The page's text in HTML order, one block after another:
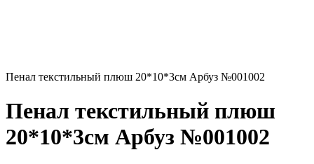
Пенал текстильный плюш 20*10*3см Арбуз №001002
Пенал текстильный плюш
20*10*3см Арбуз №001002